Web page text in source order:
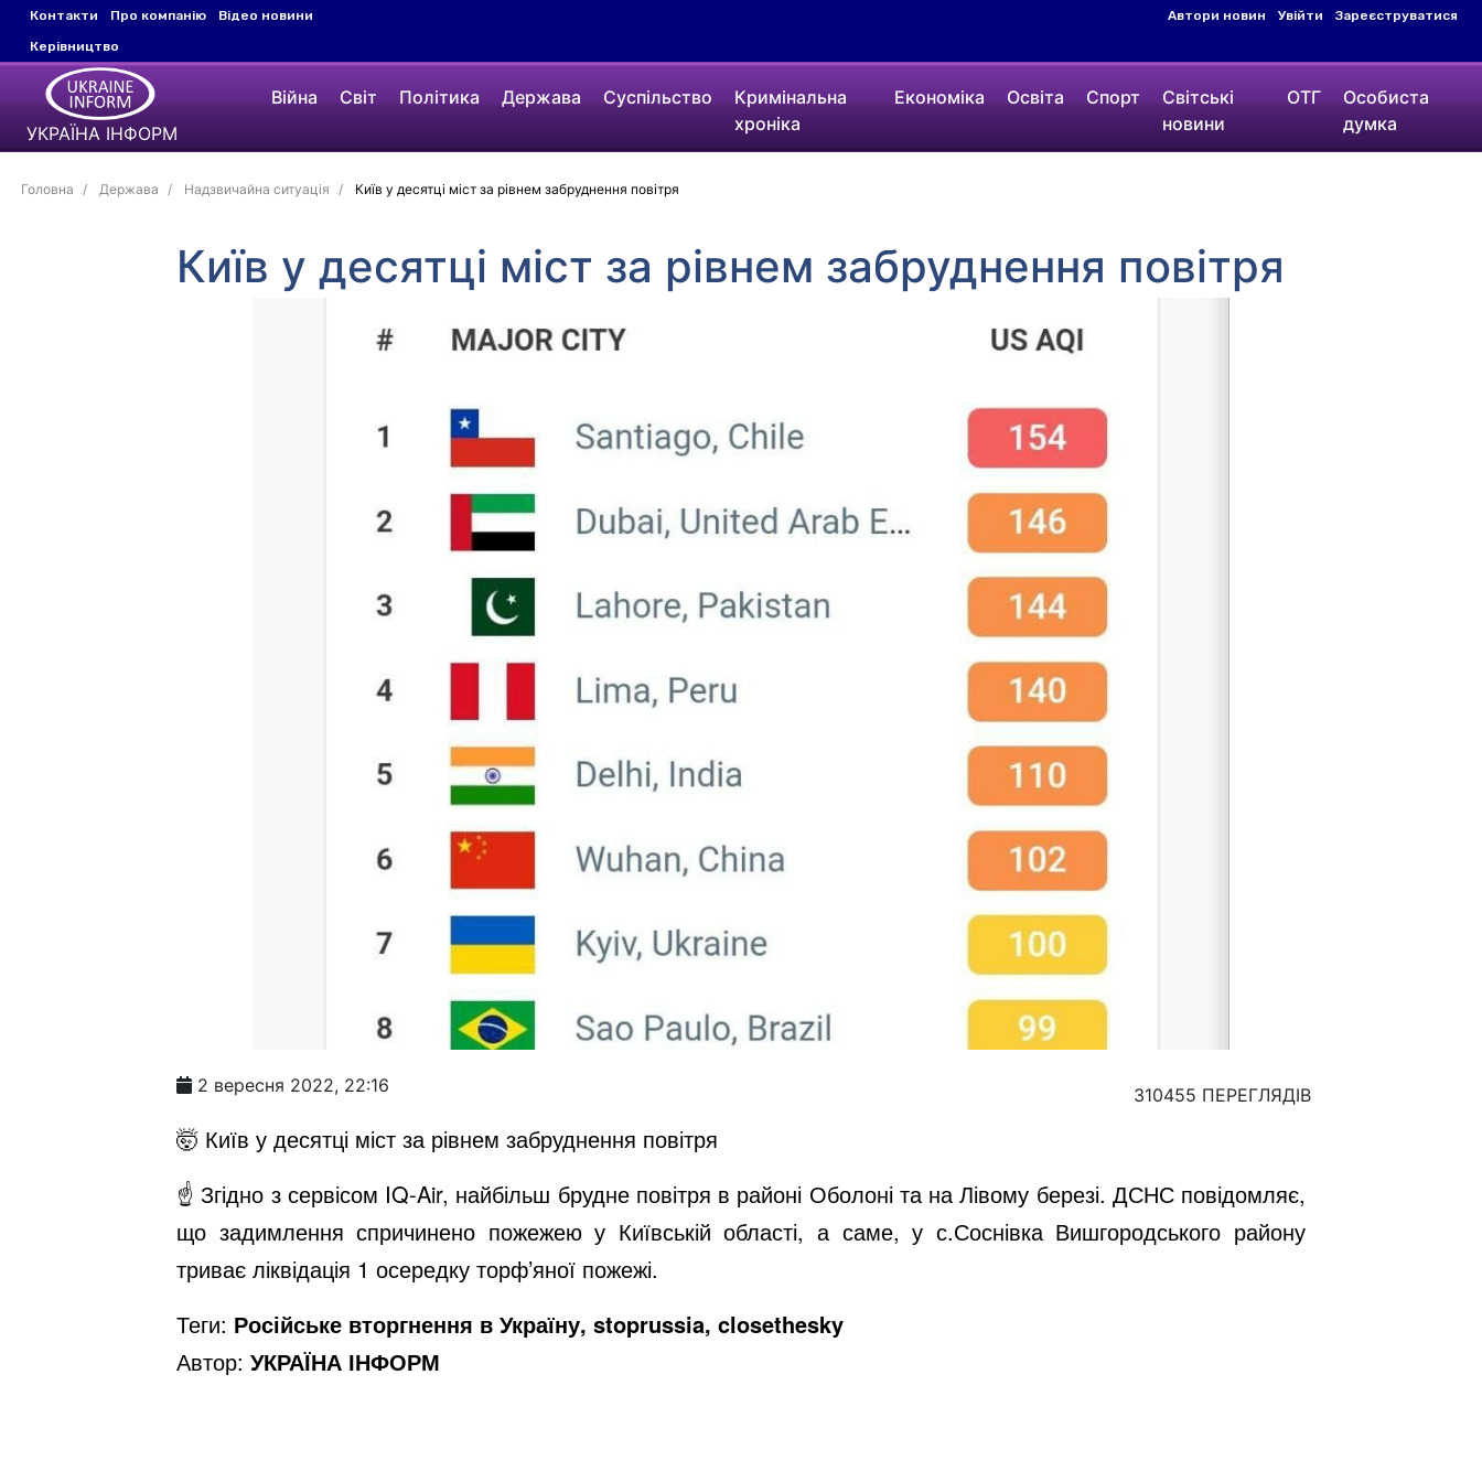
Контакти Про компанію
Відео новини
Керівництво
Автори новин Увійти Зареєструватися
УКРАЇНА ІНФОРМ
Війна Світ Політика Держава Суспільство
Кримінальна
хроніка
Економіка Освіта Спорт
Світські
новини
ОТГ
Особиста
думка
Головна Держава Надзвичайна ситуація Київ у десятці міст за рівнем забруднення повітря
Київ у десятці міст за рівнем забруднення повітря
2 вересня 2022, 22:16 310455 ПЕРЕГЛЯДІВ
🤯 Київ у десятці міст за рівнем забруднення повітря
☝️ Згідно з сервісом IQ-Air, найбільш брудне повітря в районі Оболоні та на Лівому березі. ДСНС повідомляє,
що задимлення спричинено пожежею у Київській області, а саме, у с.Соснівка Вишгородського району
триває ліквідація 1 осередку торф’яної пожежі.
Теги: Російське вторгнення в Україну, stoprussia, closethesky
Автор: УКРАЇНА ІНФОРМ